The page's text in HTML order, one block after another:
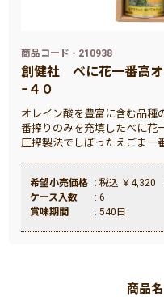
商品コード - 210938
創健社べに花一番高
−４０
オレイン酸を豊富に含む品種
番搾りのみを充填したべに花
圧搾製法でしぼったえごま一
希望小売価格
: 税込 ￥4,320
ケース入数
: 6
賞味期間
: 540日
商品